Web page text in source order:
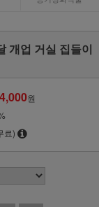
개업 거실 집들이
원
료)